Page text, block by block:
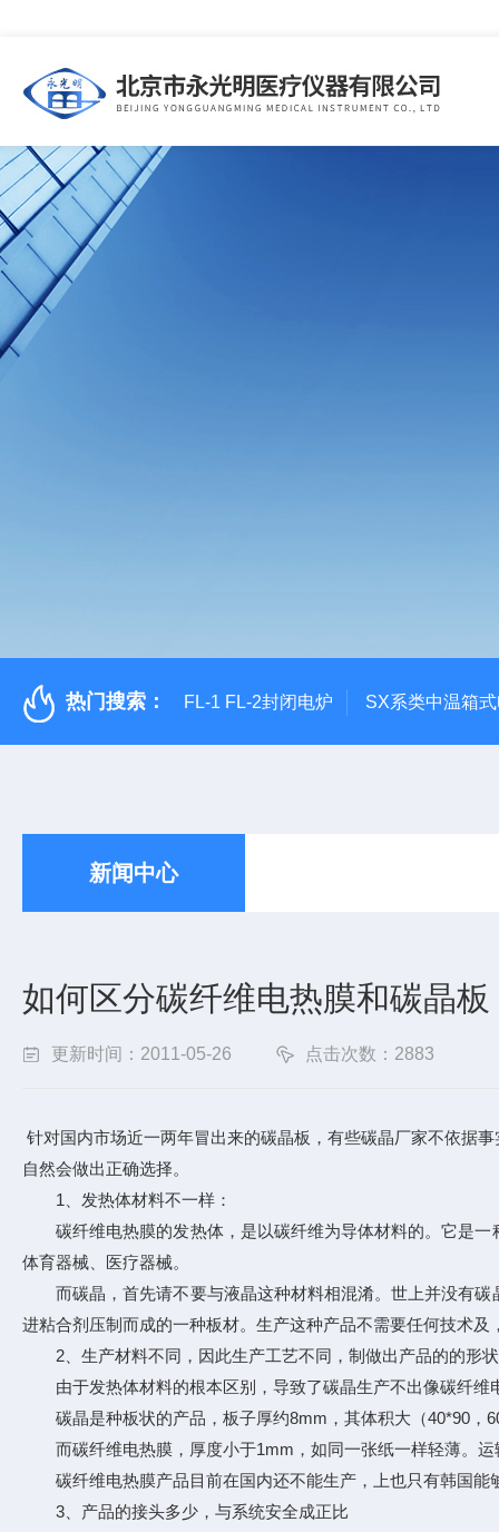
热门搜索： FL-1 FL-2封闭电炉 SX系类中温箱
新闻中心
如何区分碳纤维电热膜和碳晶板
更新时间：2011-05-26 点击次数：2883
针对国内市场近一两年冒出来的碳晶板，有些碳晶厂家不依据
自然会做出正确选择。
1、发热体材料不一样：
碳纤维电热膜的发热体，是以碳纤维为导体材料的。它是一
体育器械、医疗器械。
而碳晶，首先请不要与液晶这种材料相混淆。世上并没有碳
进粘合剂压制而成的一种板材。生产这种产品不需要任何技术
2、生产材料不同，因此生产工艺不同，制做出产品的的形
由于发热体材料的根本区别，导致了碳晶生产不出像碳纤维
碳晶是种板状的产品，板子厚约8mm，其体积大（40*90，
而碳纤维电热膜，厚度小于1mm，如同一张纸一样轻薄。运
碳纤维电热膜产品目前在国内还不能生产，上也只有韩国能
3、产品的接头多少，与系统安全成正比